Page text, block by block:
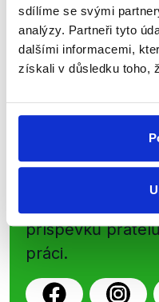
sdílíme se svými
analýzy. Partneři tyto
dalšími informacemi,
získali v důsledku toho,
nepravdy se
Newsletter
Nenechte si ujít
příspěvků
práci.